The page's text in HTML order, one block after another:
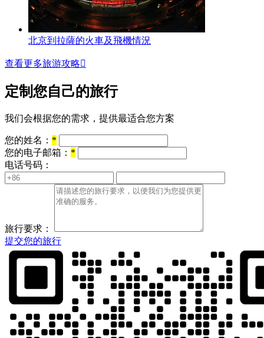
北京到拉薩的火車及飛機情況
查看更多旅游攻略
定制您自己的旅行
我们会根据您的需求，提供最适合您方案
您的姓名： *
您的电子邮箱： *
电话号码：
旅行要求：
提交您的旅行